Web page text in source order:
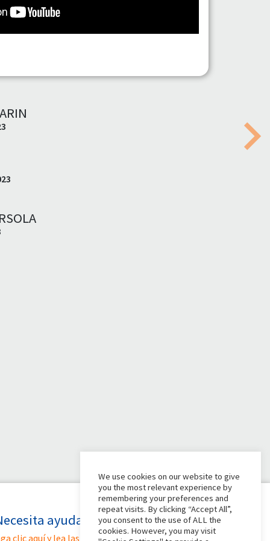
ayuda?
clic aquí y lea las instrucciones para crear su
We use cookies on our website to give
you the most relevant experience by
remembering your preferences and
repeat visits. By clicking “Accept All”,
you consent to the use of ALL the
cookies. However, you may visit